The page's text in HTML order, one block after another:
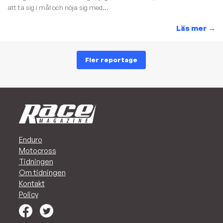
att ta sig i mål och nöja sig med...
Läs mer →
Fler reportage
Enduro
Motocross
Tidningen
Om tidningen
Kontakt
Policy